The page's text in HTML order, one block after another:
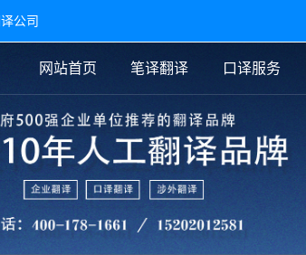
公司
网站首页 笔译翻译
医学翻译 法律翻译 说明书翻译
口译服务
译 交替传译 同声传译
老挝语翻译 泰语翻译
葡萄牙语翻译
签证材料翻译
银行流水翻译
驾照翻译
证件翻译报价
签证翻译
口译新闻